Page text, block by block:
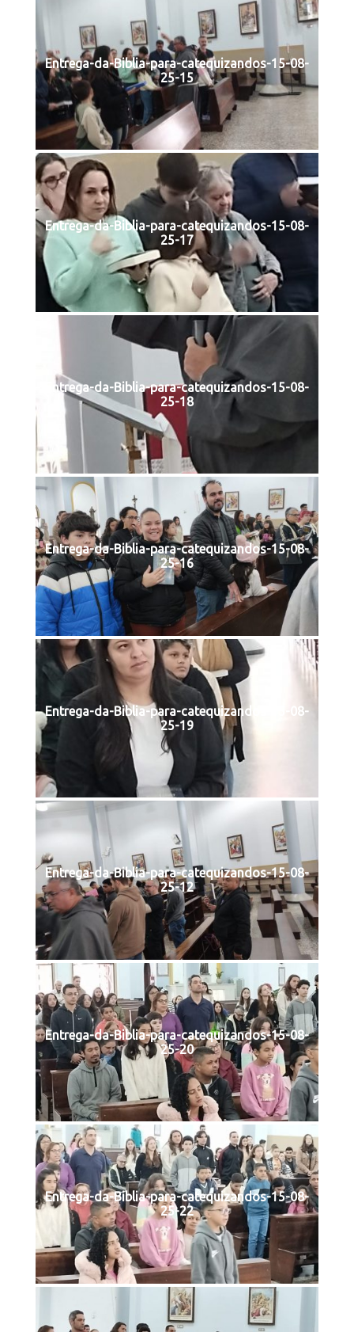
Entrega-da-Biblia-para-catequizandos-15-08-
25-15
Entrega-da-Biblia-para-catequizandos-15-08-
25-17
Entrega-da-Biblia-para-catequizandos-15-08-
25-18
Entrega-da-Biblia-para-catequizandos-15-08-
25-16
Entrega-da-Biblia-para-catequizandos-15-08-
25-19
Entrega-da-Biblia-para-catequizandos-15-08-
25-12
Entrega-da-Biblia-para-catequizandos-15-08-
25-20
Entrega-da-Biblia-para-catequizandos-15-08-
25-22